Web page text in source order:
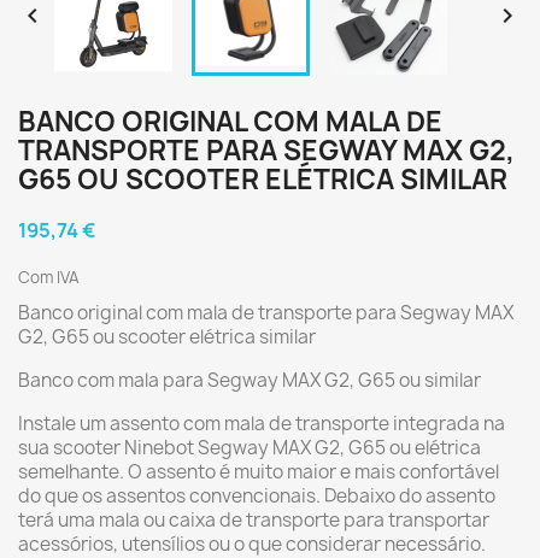
 
BANCO ORIGINAL COM MALA DE
TRANSPORTE PARA SEGWAY MAX G2,
G65 OU SCOOTER ELÉTRICA SIMILAR
195,74 €
Com IVA
Banco original com mala de transporte para Segway MAX
G2, G65 ou scooter elétrica similar
Banco com mala para Segway MAX G2, G65 ou similar
Instale um assento com mala de transporte integrada na
sua scooter Ninebot Segway MAX G2, G65 ou elétrica
semelhante. O assento é muito maior e mais confortável
do que os assentos convencionais. Debaixo do assento
terá uma mala ou caixa de transporte para transportar
acessórios, utensílios ou o que considerar necessário.